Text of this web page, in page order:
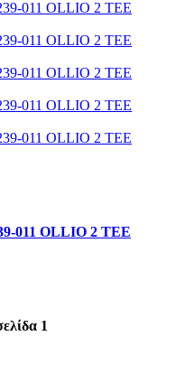
011 OLLIO 2 TEE
1